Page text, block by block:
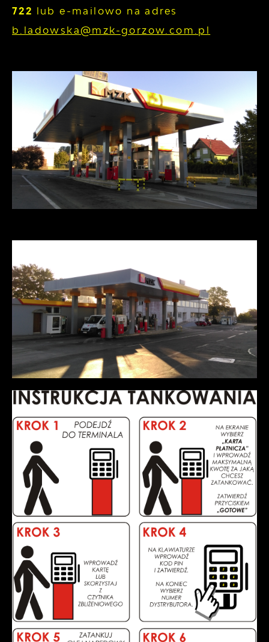
722 lub e-mailowo na adres
b.ladowska@mzk-gorzow.com.pl